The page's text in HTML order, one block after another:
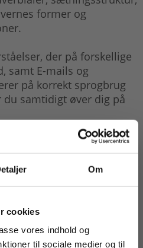
Om
cookies
vores indhold og
til sociale medier og til
former og
der på forskellige
samt E-mails og
på korrekt sprogbrug
samtidigt øver dig på
du også QR-koder til
praxisOnline.dk.
masterclasses mm.
som: